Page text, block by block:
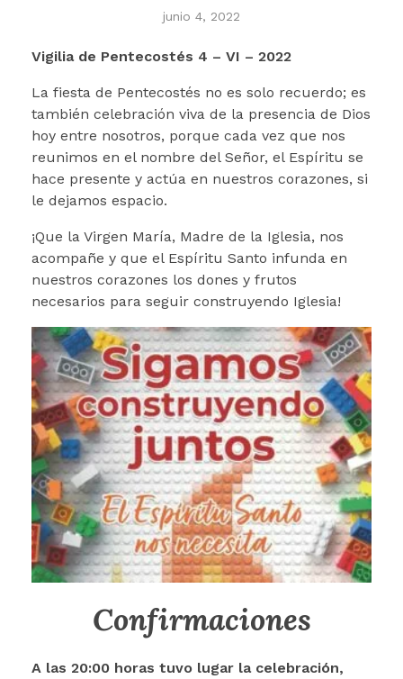
junio 4, 2022
Vigilia de Pentecostés 4 – VI – 2022
La fiesta de Pentecostés no es solo recuerdo; es
también celebración viva de la presencia de Dios
hoy entre nosotros, porque cada vez que nos
reunimos en el nombre del Señor, el Espíritu se
hace presente y actúa en nuestros corazones, si
le dejamos espacio.
¡Que la Virgen María, Madre de la Iglesia, nos
acompañe y que el Espíritu Santo infunda en
nuestros corazones los dones y frutos
necesarios para seguir construyendo Iglesia!
Confirmaciones
A las 20:00 horas tuvo lugar la celebración,